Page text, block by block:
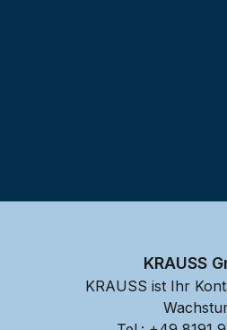
KRAUSS
KRAUSS ist Ihr